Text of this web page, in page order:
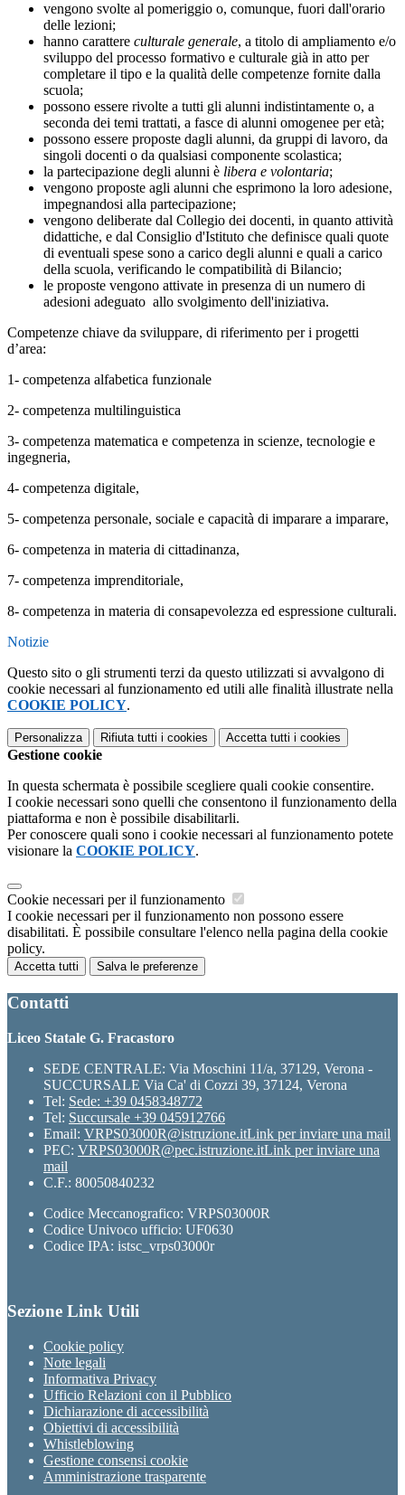
vengono svolte al pomeriggio o, comunque, fuori dall'orario
delle lezioni;
hanno carattere culturale generale, a titolo di ampliamento e/o
sviluppo del processo formativo e culturale già in atto per
completare il tipo e la qualità delle competenze fornite dalla
scuola;
possono essere rivolte a tutti gli alunni indistintamente o, a
seconda dei temi trattati, a fasce di alunni omogenee per età;
possono essere proposte dagli alunni, da gruppi di lavoro, da
singoli docenti o da qualsiasi componente scolastica;
la partecipazione degli alunni è libera e volontaria;
vengono proposte agli alunni che esprimono la loro adesione,
impegnandosi alla partecipazione;
vengono deliberate dal Collegio dei docenti, in quanto attività
didattiche, e dal Consiglio d'Istituto che definisce quali quote
di eventuali spese sono a carico degli alunni e quali a carico
della scuola, verificando le compatibilità di Bilancio;
le proposte vengono attivate in presenza di un numero di
adesioni adeguato allo svolgimento dell'iniziativa.
Competenze chiave da sviluppare, di riferimento per i progetti
d’area:
1- competenza alfabetica funzionale
2- competenza multilinguistica
3- competenza matematica e competenza in scienze, tecnologie e
ingegneria,
4- competenza digitale,
5- competenza personale, sociale e capacità di imparare a imparare,
6- competenza in materia di cittadinanza,
7- competenza imprenditoriale,
8- competenza in materia di consapevolezza ed espressione culturali.
Notizie
Questo sito o gli strumenti terzi da questo utilizzati si avvalgono di
cookie necessari al funzionamento ed utili alle finalità illustrate nella
COOKIE POLICY.
Personalizza Rifiuta tutti i cookies Accetta tutti i cookies
Gestione cookie
In questa schermata è possibile scegliere quali cookie consentire.
I cookie necessari sono quelli che consentono il funzionamento della
piattaforma e non è possibile disabilitarli.
Per conoscere quali sono i cookie necessari al funzionamento potete
visionare la COOKIE POLICY.
Cookie necessari per il funzionamento
I cookie necessari per il funzionamento non possono essere
disabilitati. È possibile consultare l'elenco nella pagina della cookie
policy.
Accetta tutti Salva le preferenze
Contatti
Liceo Statale G. Fracastoro
SEDE CENTRALE: Via Moschini 11/a, 37129, Verona -
SUCCURSALE Via Ca' di Cozzi 39, 37124, Verona
Tel: Sede: +39 0458348772
Tel: Succursale +39 045912766
Email: VRPS03000R@istruzione.itLink per inviare una mail
PEC: VRPS03000R@pec.istruzione.itLink per inviare una
mail
C.F.: 80050840232
Codice Meccanografico: VRPS03000R
Codice Univoco ufficio: UF0630
Codice IPA: istsc_vrps03000r
Sezione Link Utili
Cookie policy
Note legali
Informativa Privacy
Ufficio Relazioni con il Pubblico
Dichiarazione di accessibilità
Obiettivi di accessibilità
Whistleblowing
Gestione consensi cookie
Amministrazione trasparente